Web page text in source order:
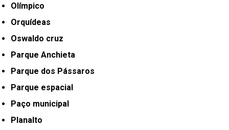
Olímpico
Orquídeas
Oswaldo cruz
Parque Anchieta
Parque dos Pássaros
Parque espacial
Paço municipal
Planalto